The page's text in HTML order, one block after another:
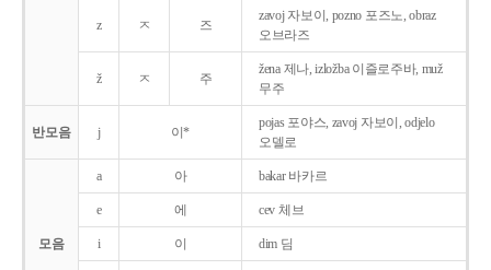
z ㅈ 즈
zavoj 자보이, pozno 포즈노, obraz
오브라즈
ž ㅈ 주
žena 제나, izložba 이즐로주바, muž
무주
반모음 j 이*
pojas 포야스, zavoj 자보이, odjelo
오델로
모음
a 아 bakar 바카르
e 에 cev 체브
i 이 dim 딤